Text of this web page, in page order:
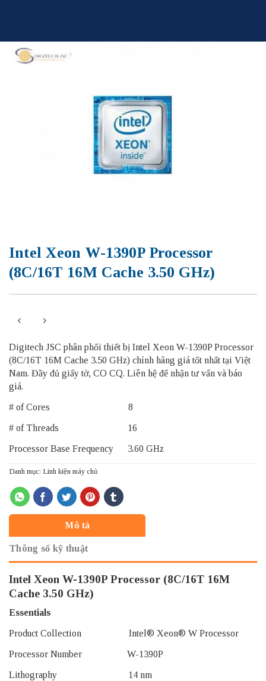
Intel Xeon W-1390P Processor
(8C/16T 16M Cache 3.50 GHz)
Digitech JSC phân phối thiết bị Intel Xeon W-1390P Processor
(8C/16T 16M Cache 3.50 GHz) chính hãng giá tốt nhất tại Việt
Nam. Đầy đủ giấy tờ, CO CQ. Liên hệ để nhận tư vấn và báo
giá.
# of Cores 8
# of Threads 16
Processor Base Frequency 3.60 GHz
Danh mục: Linh kiện máy chủ
Mô tả
Thông số kỹ thuật
Intel Xeon W-1390P Processor (8C/16T 16M
Cache 3.50 GHz)
Essentials
Product Collection Intel® Xeon® W Processor
Processor Number W-1390P
Lithography 14 nm